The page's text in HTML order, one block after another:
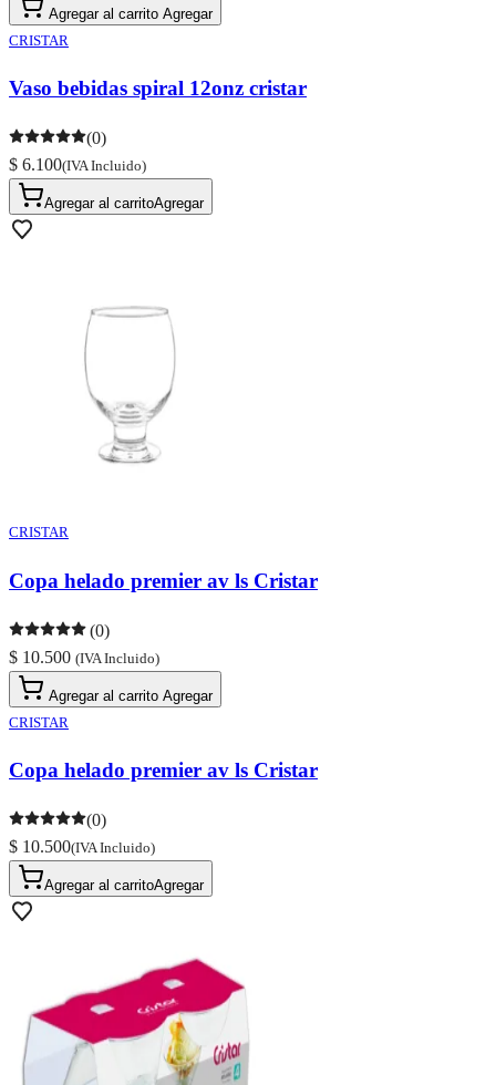
Agregar al carrito Agregar
CRISTAR
Vaso bebidas spiral 12onz cristar
(0)
$ 6.100(IVA Incluido)
Agregar al carritoAgregar
CRISTAR
Copa helado premier av ls Cristar
(0)
$ 10.500 (IVA Incluido)
Agregar al carrito Agregar
CRISTAR
Copa helado premier av ls Cristar
(0)
$ 10.500(IVA Incluido)
Agregar al carritoAgregar